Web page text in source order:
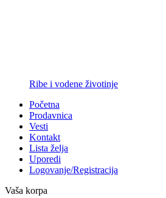
Ribe i vodene životinje
Početna
Prodavnica
Vesti
Kontakt
Lista želja
Uporedi
Logovanje/Registracija
Vaša korpa